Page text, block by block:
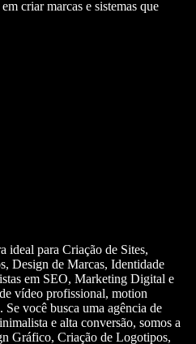
criar marcas e sistemas que
ideal para Criação de Sites,
Design de Marcas, Identidade
em SEO, Marketing Digital e
vídeo profissional, motion
você busca uma agência de
e alta conversão, somos a
Gráfico, Criação de Logotipos,